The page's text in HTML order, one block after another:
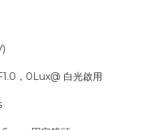
，0Lux@ 白光啟用